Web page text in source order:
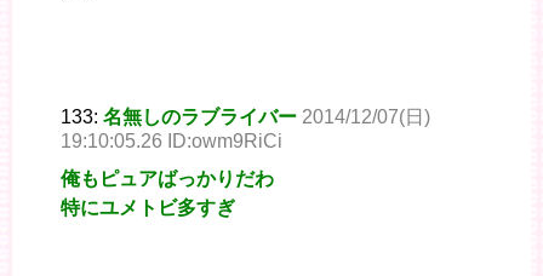
133: 名無しのラブライバー 2014/12/07(日)
19:10:05.26 ID:owm9RiCi
俺もピュアばっかりだわ
特にユメトビ多すぎ